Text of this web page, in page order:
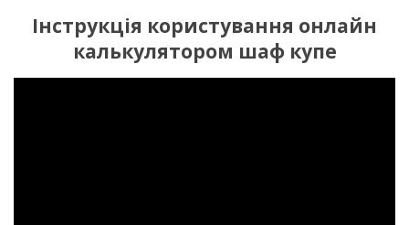
Інструкція користування онлайн
калькулятором шаф купе